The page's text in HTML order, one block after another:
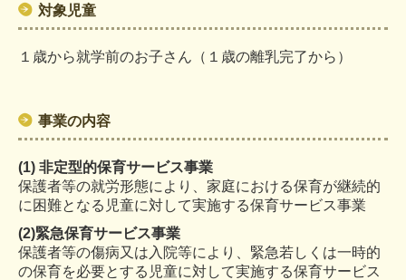
対象児童
１歳から就学前のお子さん（１歳の離乳完了から）
事業の内容
(1) 非定型的保育サービス事業
保護者等の就労形態により、家庭における保育が継続的
に困難となる児童に対して実施する保育サービス事業
(2)緊急保育サービス事業
保護者等の傷病又は入院等により、緊急若しくは一時的
の保育を必要とする児童に対して実施する保育サービス